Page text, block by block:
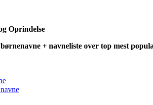
Oprindelse
+ navneliste over top mest